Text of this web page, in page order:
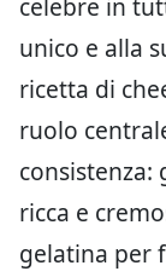
celebre in
unico e alla
ricetta di
ruolo
consistenza:
ricca e
gelatina per